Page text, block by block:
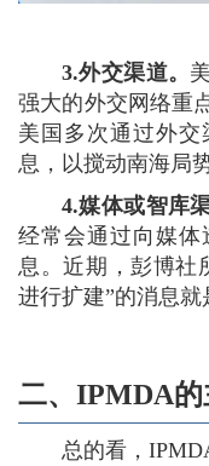
3.外交渠道。
强大的外交网络重
美国多次通过外
息，以搅动南海局势
4.媒体或智库渠
经常会通过向媒
息。近期，彭博社
进行扩建”的消息
二、IPMDA的
总的看，